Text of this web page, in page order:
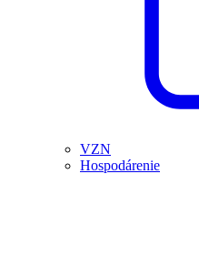
VZN
Hospodárenie